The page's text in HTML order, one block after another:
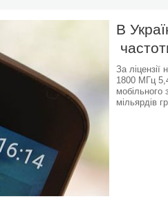
В
За ліцензії
1800 МГц
мобільного
мільярдів